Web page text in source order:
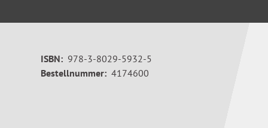
ISBN: 978-3-8029-5932-5
Bestellnummer: 4174600